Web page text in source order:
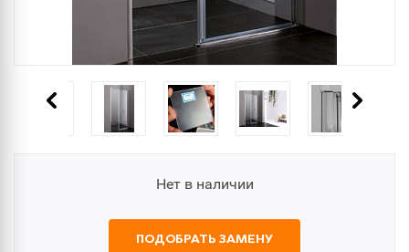
Нет в наличии
ПОДОБРАТЬ ЗАМЕНУ